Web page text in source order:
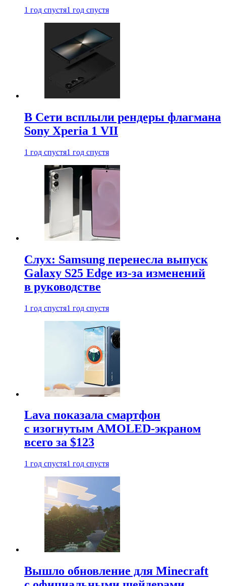
1 год спустя1 год спустя
В Сети всплыли рендеры флагмана
Sony Xperia 1 VII
1 год спустя1 год спустя
Слух: Samsung перенесла выпуск
Galaxy S25 Edge из-за изменений
в руководстве
1 год спустя1 год спустя
Lava показала смартфон
с изогнутым AMOLED-экраном
всего за $123
1 год спустя1 год спустя
Вышло обновление для Minecraft